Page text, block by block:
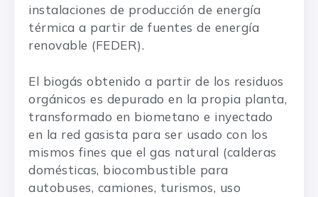
instalaciones de producción de energía
térmica a partir de fuentes de energía
renovable (FEDER).
El biogás obtenido a partir de los residuos
orgánicos es depurado en la propia planta,
transformado en biometano e inyectado
en la red gasista para ser usado con los
mismos fines que el gas natural (calderas
domésticas, biocombustible para
autobuses, camiones, turismos, uso